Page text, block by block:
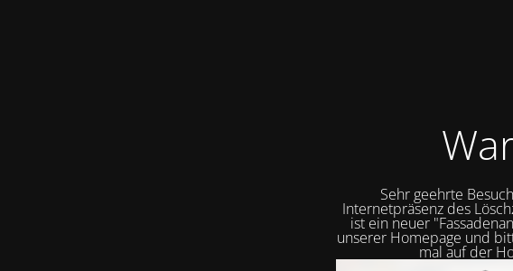
Sehr geehrte
Internetpräsenz des
ist ein neuer
unserer Homepage und
mal auf der